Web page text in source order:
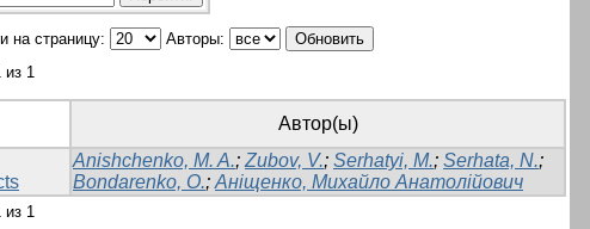
на страницу:
Авторы:
из 1
Автор(ы)
Anishchenko, M. A.; Zubov, V.; Serhatyi, M.; Serhata, N.;
Bondarenko, O.; Аніщенко, Михайло Анатолійович
из 1